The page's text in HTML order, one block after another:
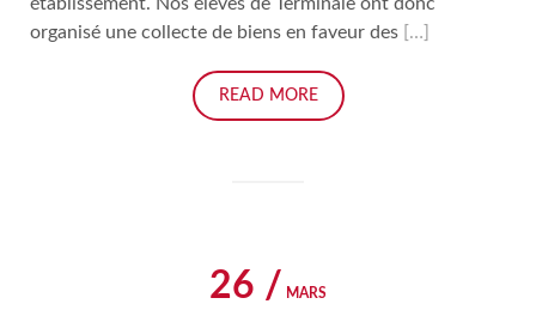
organisé une collecte de biens en faveur des
[…]
READ MORE
26 / MARS